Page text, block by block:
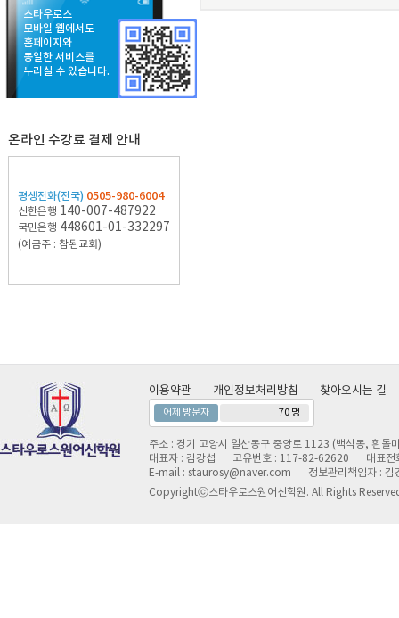
스타우로스
모바일 웹에서도
홈페이지와
동일한 서비스를
누리실 수 있습니다.
온라인 수강료 결제 안내
평생전화(전국) 0505-980-6004
신한은행 140-007-487922
국민은행 448601-01-332297
(예금주 : 참된교회)
이용약관 개인정보처리방침 찾아오시는 길
어제 방문자 70 명
주소 : 경기 고양시 일산동구 중앙로 1123 (백석동, 흰돌
대표자 : 김강섭
고유번호 : 117-82-62620
대표
E-mail : staurosy@naver.com
정보관리책임자 : 김
Copyrightⓒ스타우로스원어신학원. All Rights